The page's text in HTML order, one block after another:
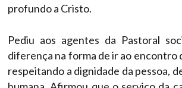
profundo a Cristo.
Pediu aos agentes da Pastoral
diferença na forma de ir ao encontro
respeitando a dignidade da pessoa,